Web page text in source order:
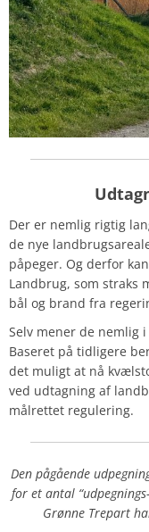
Der er nemlig rigtig
de nye
påpeger. Og derfor
Landbrug, som straks
bål og brand fra
Selv mener de nemlig
Baseret på tidligere
det muligt at nå
ved udtagning af
målrettet regulering.
Den pågående
for et antal
Grønne Trepart